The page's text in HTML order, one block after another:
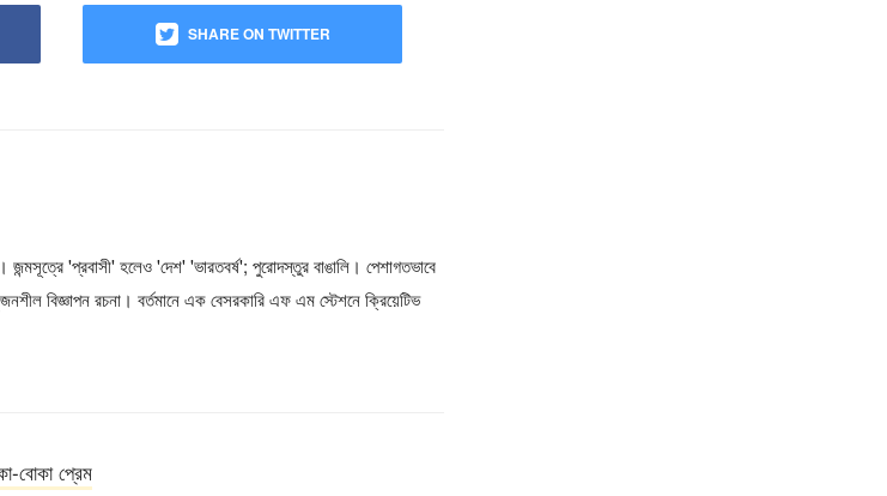
SHARE ON TWITTER
জন্মসূত্রে 'প্রবাসী' হলেও 'দেশ' 'ভারতবর্ষ'; পুরোদস্তুর বাঙালি। পেশাগতভাবে
বিজ্ঞাপন রচনা। বর্তমানে এক বেসরকারি এফ এম স্টেশনে ক্রিয়েটিভ
বোকা প্রেম